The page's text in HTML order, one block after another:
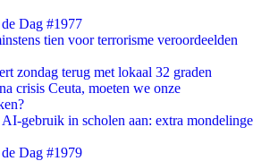
Dag #1977
tien voor terrorisme veroordeelden
zondag terug met lokaal 32 graden
crisis Ceuta, moeten we onze
gebruik in scholen aan: extra mondelinge
Dag #1979